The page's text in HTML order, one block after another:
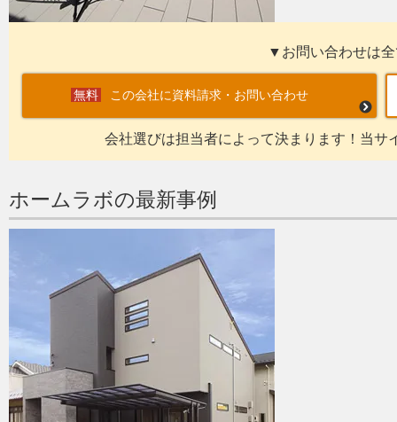
▼お問い合わせは
この会社に資料請求・お問い合わせ
会社選びは担当者によって決まります！当サ
ホームラボの最新事例